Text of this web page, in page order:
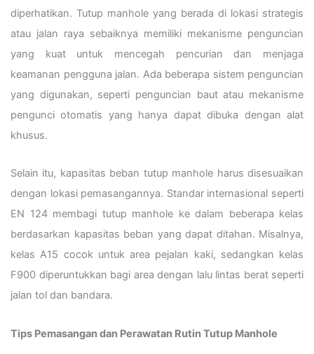
diperhatikan. Tutup manhole yang berada di lokasi strategis
atau jalan raya sebaiknya memiliki mekanisme penguncian
yang kuat untuk mencegah pencurian dan menjaga
keamanan pengguna jalan. Ada beberapa sistem penguncian
yang digunakan, seperti penguncian baut atau mekanisme
pengunci otomatis yang hanya dapat dibuka dengan alat
khusus.
Selain itu, kapasitas beban tutup manhole harus disesuaikan
dengan lokasi pemasangannya. Standar internasional seperti
EN 124 membagi tutup manhole ke dalam beberapa kelas
berdasarkan kapasitas beban yang dapat ditahan. Misalnya,
kelas A15 cocok untuk area pejalan kaki, sedangkan kelas
F900 diperuntukkan bagi area dengan lalu lintas berat seperti
jalan tol dan bandara.
Tips Pemasangan dan Perawatan Rutin Tutup Manhole